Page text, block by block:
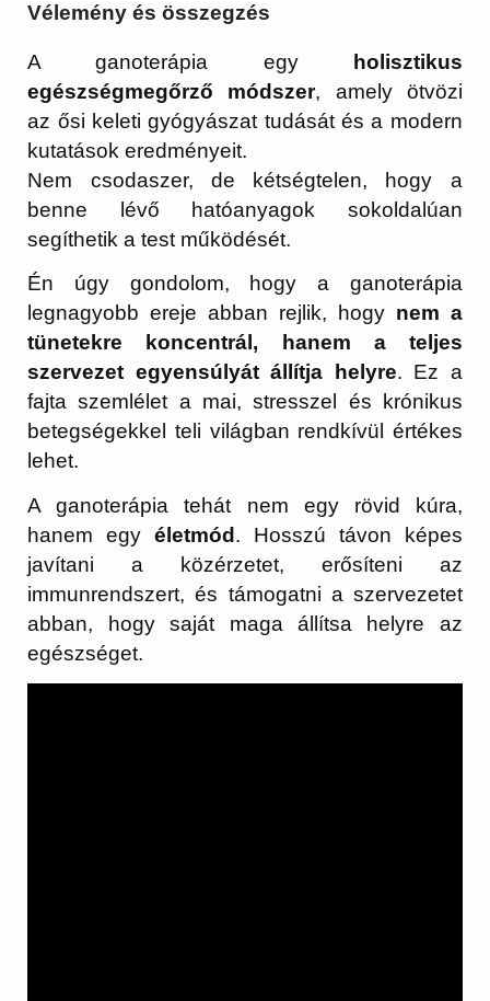
Vélemény és összegzés
A ganoterápia egy holisztikus
egészségmegőrző módszer, amely ötvözi
az ősi keleti gyógyászat tudását és a modern
kutatások eredményeit.
Nem csodaszer, de kétségtelen, hogy a
benne lévő hatóanyagok sokoldalúan
segíthetik a test működését.
Én úgy gondolom, hogy a ganoterápia
legnagyobb ereje abban rejlik, hogy nem a
tünetekre koncentrál, hanem a teljes
szervezet egyensúlyát állítja helyre. Ez a
fajta szemlélet a mai, stresszel és krónikus
betegségekkel teli világban rendkívül értékes
lehet.
A ganoterápia tehát nem egy rövid kúra,
hanem egyéletmód. Hosszú távon képes
javítani a közérzetet, erősíteni az
immunrendszert, és támogatni a szervezetet
abban, hogy saját maga állítsa helyre az
egészséget.